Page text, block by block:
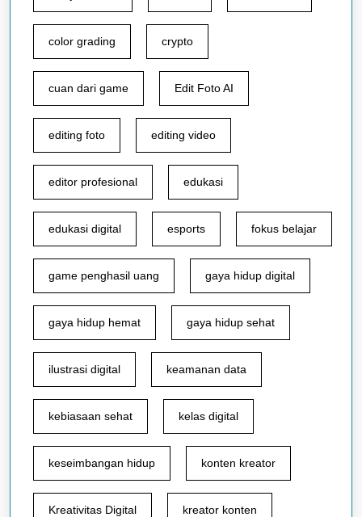
color grading crypto
cuan dari game Edit Foto AI
editing foto editing video
editor profesional edukasi
edukasi digital esports fokus belajar
game penghasil uang gaya hidup digital
gaya hidup hemat gaya hidup sehat
ilustrasi digital keamanan data
kebiasaan sehat kelas digital
keseimbangan hidup konten kreator
Kreativitas Digital kreator konten